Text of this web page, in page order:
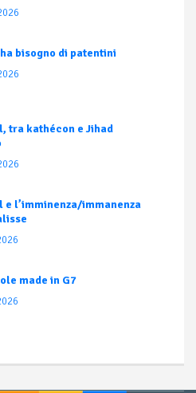
ha bisogno di patentini
tra kathécon e Jihad
e l’imminenza/immanenza
made in G7